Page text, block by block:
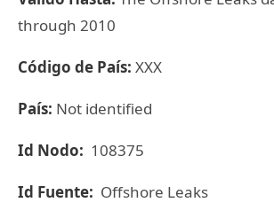
through 2010
Código de País: XXX
País: Not identified
Id Nodo: 108375
Id Fuente: Offshore Leaks